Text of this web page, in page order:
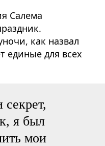
Салема
как назвал
единые для всех
я был
мои